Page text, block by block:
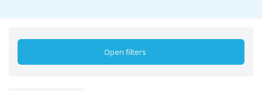
Open filters